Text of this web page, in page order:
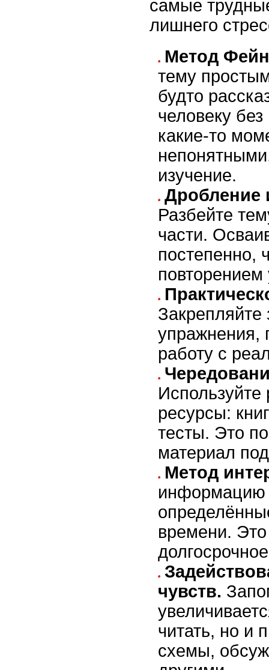
самые
лишнего
Метод
тему
будто
человеку
какие-то
изучение.
Дробление
Разбейте
части.
постепенно,
повторением
Закрепляйте
упражнения,
работу с
ресурсы:
тесты. Это
материал
Метод
информацию
времени.
чувств.
читать, но и
схемы,